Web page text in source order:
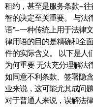
租约，甚至是服务条款–
智的决定至关重要。 与法
语”–一种传统上用于法律
律用语的目的是精确和全
件的实际含义。 以下是人
为何重要 无法充分理解法
如同意不利条款、签署隐
业来说，这可能尤其成问
对于普通人来说，误解法